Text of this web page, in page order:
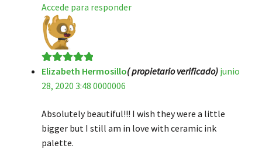
Accede para responder
Valorado en5
de 5
Elizabeth Hermosillo( propietario verificado) junio
28, 2020 3:48 0000006
Absolutely beautiful!!! I wish they were a little
bigger but I still am in love with ceramic ink
palette.